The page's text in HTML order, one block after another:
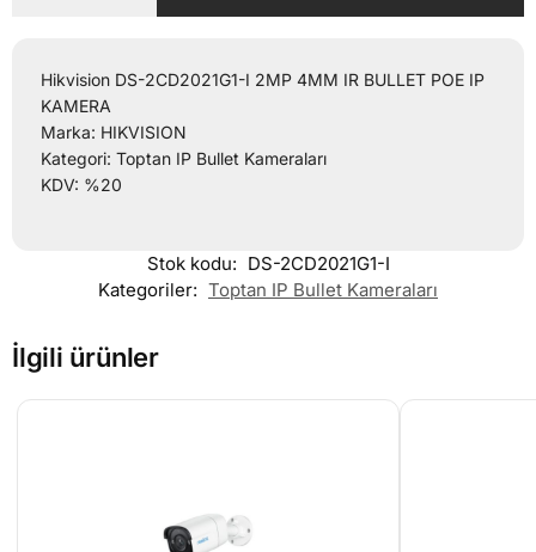
Hikvision DS-2CD2021G1-I 2MP 4MM IR BULLET POE IP
KAMERA
Marka: HIKVISION
Kategori: Toptan IP Bullet Kameraları
KDV: %20
Stok kodu: DS-2CD2021G1-I
Kategoriler: Toptan IP Bullet Kameraları
İlgili ürünler